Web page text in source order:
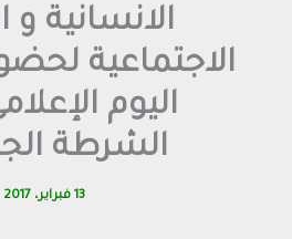
الانسانية و
الاجتماعية
اليوم
الشرطة
13 فبراير، 2017